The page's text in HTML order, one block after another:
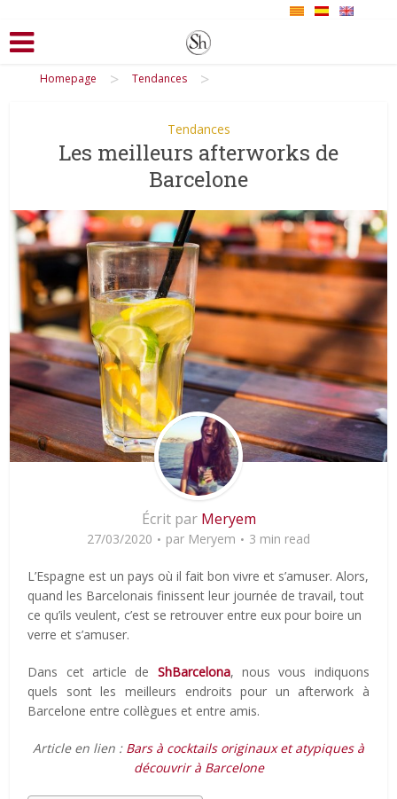
Homepage > Tendances >
Tendances
Les meilleurs afterworks de
Barcelone
Écrit par Meryem
27/03/2020 par Meryem 3 min read
L’Espagne est un pays où il fait bon vivre et s’amuser. Alors,
quand les Barcelonais finissent leur journée de travail, tout
ce qu’ils veulent, c’est se retrouver entre eux pour boire un
verre et s’amuser.
Dans cet article de ShBarcelona, nous vous indiquons
quels sont les meilleurs endroits pour un afterwork à
Barcelone entre collègues et entre amis.
Article en lien : Bars à cocktails originaux et atypiques à
découvrir à Barcelone